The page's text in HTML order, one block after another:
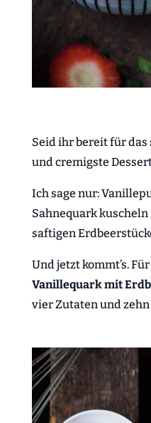
Seid ihr bereit für
und cremigste
Ich sage nur:
Sahnequark kuscheln
saftigen
Und jetzt kommt’s.
Vanillequark mit
vier Zutaten und